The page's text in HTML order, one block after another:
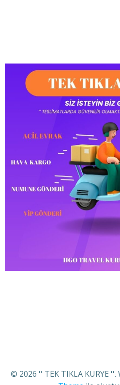
© 2026 '' TEK TIKLA KURYE ''.